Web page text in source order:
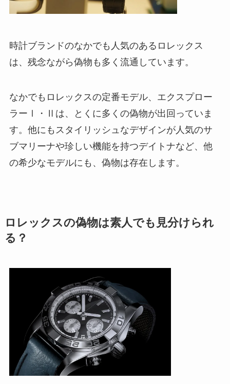
時計ブランドのなかでも人気のあるロレックス
は、残念ながら偽物も多く流通しています。
なかでもロレックスの定番モデル、エクスプロー
ラーⅠ・Ⅱは、とくに多くの偽物が出回っていま
す。他にもスタイリッシュなデザインが人気のサ
ブマリーナや珍しい機能を持つデイトナなど、他
の希少なモデルにも、偽物は存在します。
ロレックスの偽物は素人でも見分けられ
る？